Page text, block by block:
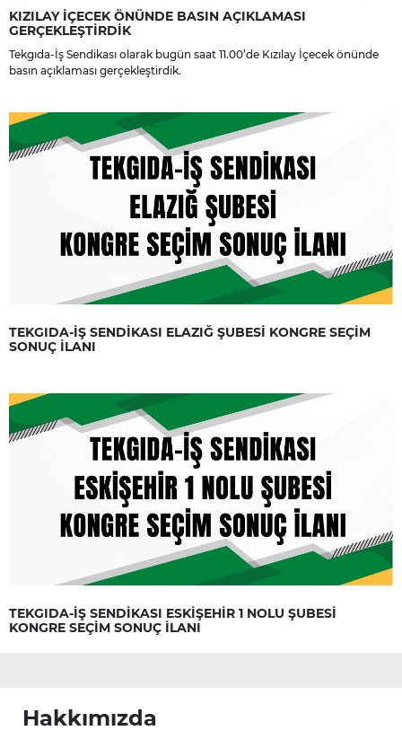
KIZILAY İÇECEK ÖNÜNDE BASIN AÇIKLAMASI
GERÇEKLEŞTİRDİK
Tekgıda-İş Sendikası olarak bugün saat 11.00’de Kızılay İçecek önünde
basın açıklaması gerçekleştirdik.
TEKGIDA-İŞ SENDİKASI ELAZIĞ ŞUBESİ KONGRE SEÇİM
SONUÇ İLANI
TEKGIDA-İŞ SENDİKASI ESKİŞEHİR 1 NOLU ŞUBESİ
KONGRE SEÇİM SONUÇ İLANI
Hakkımızda